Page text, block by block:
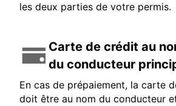
les deux parties de votre permis.
Carte de crédit au
du conducteur
En cas de prépaiement, la carte
doit être au nom du conducteur